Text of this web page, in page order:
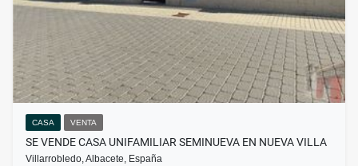
CASA VENTA
SE VENDE CASA UNIFAMILIAR SEMINUEVA EN NUEVA VILLA
Villarrobledo, Albacete, España